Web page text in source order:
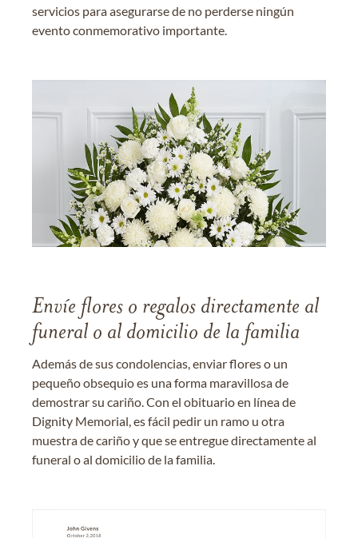
servicios para asegurarse de no perderse ningún
evento conmemorativo importante.
Envíe flores o regalos directamente al
funeral o al domicilio de la familia
Además de sus condolencias, enviar flores o un
pequeño obsequio es una forma maravillosa de
demostrar su cariño. Con el obituario en línea de
Dignity Memorial, es fácil pedir un ramo u otra
muestra de cariño y que se entregue directamente al
funeral o al domicilio de la familia.